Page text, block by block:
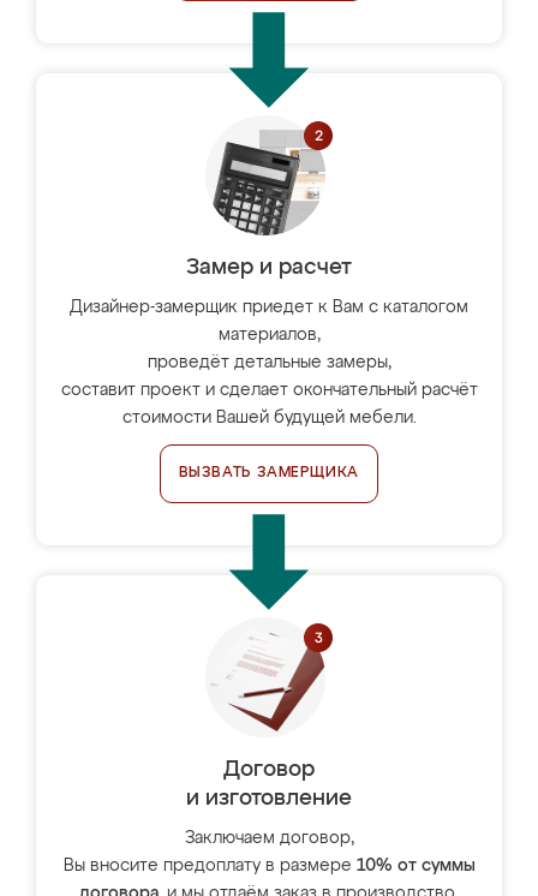
Замер и расчет
Дизайнер-замерщик приедет к Вам с каталогом
материалов,
проведёт детальные замеры,
составит проект и сделает окончательный расчёт
стоимости Вашей будущей мебели.
ВЫЗВАТЬ ЗАМЕРЩИКА
Договор
и изготовление
Заключаем договор,
Вы вносите предоплату в размере 10% от суммы